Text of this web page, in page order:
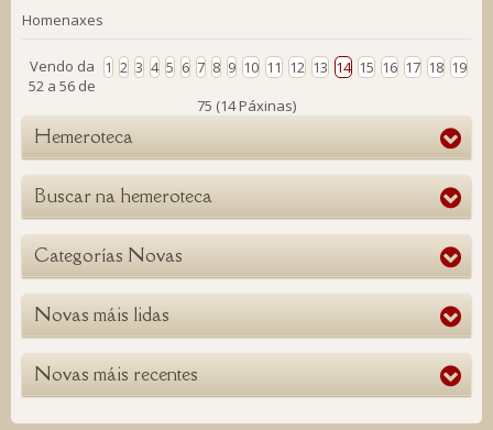
Homenaxes
1 2 3 4 5 6 7 8 9 10 11 12 13 14 15 16 17 18 19
Vendo da
52 a 56 de
75 (14 Páxinas)
Hemeroteca
Buscar na hemeroteca
Categorías Novas
Novas máis lidas
Novas máis recentes